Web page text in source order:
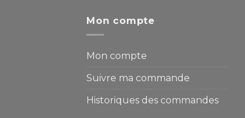
Mon compte
Mon compte
Suivre ma commande
Historiques des commandes